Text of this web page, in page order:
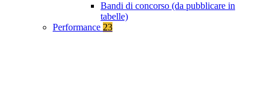
Bandi di concorso (da pubblicare in
tabelle)
Performance 23